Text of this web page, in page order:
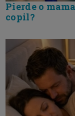
Pierde o
copil?